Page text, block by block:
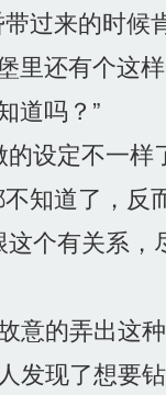
过来的时候
还有个这
道吗？”
设定不一样
知道了，反
个有关系
意的弄出这
发现了想要